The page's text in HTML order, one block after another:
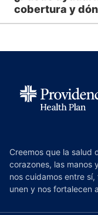
cobertura y
Creemos que la salud
corazones, las manos
nos cuidamos entre
unen y nos fortalecen